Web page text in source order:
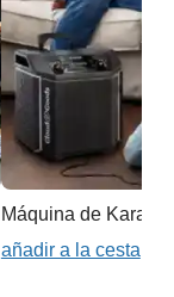
Máquina de
añadir a la cesta